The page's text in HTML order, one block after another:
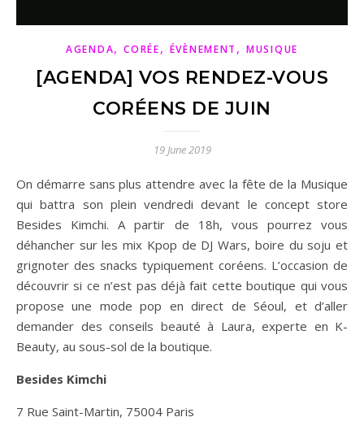
AGENDA,CORÉE, ÉVÈNEMENT ,MUSIQUE
[AGENDA] VOS RENDEZ-VOUS
CORÉENS DE JUIN
19 June 2019
On démarre sans plus attendre avec la fête de la Musique
qui battra son plein vendredi devant le concept store
Besides Kimchi. A partir de 18h, vous pourrez vous
déhancher sur les mix Kpop de DJ Wars, boire du soju et
grignoter des snacks typiquement coréens. L’occasion de
découvrir si ce n’est pas déjà fait cette boutique qui vous
propose une mode pop en direct de Séoul, et d’aller
demander des conseils beauté à Laura, experte en K-
Beauty, au sous-sol de la boutique.
Besides Kimchi
7 Rue Saint-Martin, 75004 Paris